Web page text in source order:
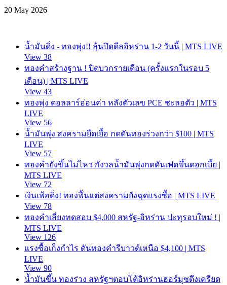
20 May 2026
น้ำมันดิ่ง - ทองพุ่ง!! ลุ้นปิดดีลอิหร่าน 1-2 วันนี้ | MTS LIVE
View 38
ทองคำสร้างฐาน ! ปิดบวกรายเดือน (ครั้งแรกในรอบ 5
เดือน) | MTS LIVE
View 43
ทองพุ่ง ดอลลาร์อ่อนค่า หลังตัวเลข PCE ชะลอตัว | MTS
LIVE
View 56
น้ำมันพุ่ง สงครามยืดเยื้อ กดดันทองร่วงกว่า $100 | MTS
LIVE
View 57
ทองคำยังขึ้นไม่ไหว กังวลน้ำมันพุ่งกดดันเฟดขึ้นดอกเบี้ย |
MTS LIVE
View 72
เงินเฟ้อดิ่ง! ทองฟื้นแต่สงครามยังฉุดแรงซื้อ | MTS LIVE
View 78
ทองคำเสี่ยงทดสอบ $4,000 สหรัฐ-อิหร่าน ปะทุรอบใหม่ ! |
MTS LIVE
View 126
แรงซื้อเก็งกำไร ดันทองคำรีบาวด์เหนือ $4,100 | MTS
LIVE
View 90
น้ำมันขึ้น ทองร่วง สหรัฐฯตอบโต้อิหร่านฮอร์มุซตึงเครียด